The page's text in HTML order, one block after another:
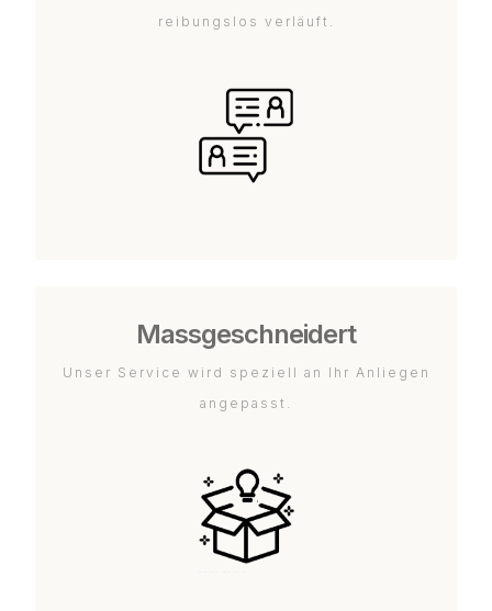
reibungslos verläuft.
Massgeschneidert
Unser Service wird speziell an Ihr Anliegen
angepasst.